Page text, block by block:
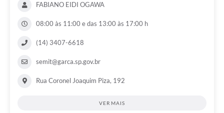
FABIANO EIDI OGAWA
08:00 às 11:00 e das 13:00 às 17:00 h
(14) 3407-6618
semit@garca.sp.gov.br
Rua Coronel Joaquim Piza, 192
VER MAIS